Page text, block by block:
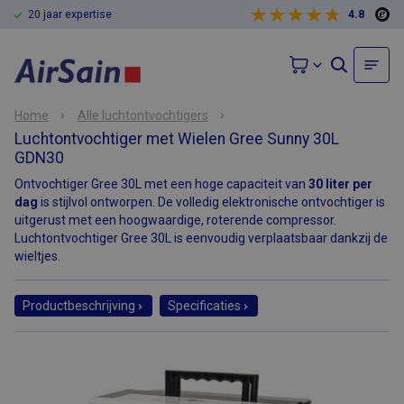
20 jaar expertise 4.8
Home Alle luchtontvochtigers
Luchtontvochtiger met Wielen Gree Sunny 30L
GDN30
Ontvochtiger Gree 30L met een hoge capaciteit van 30 liter per
dag is stijlvol ontworpen. De volledig elektronische ontvochtiger is
uitgerust met een hoogwaardige, roterende compressor.
Luchtontvochtiger Gree 30L is eenvoudig verplaatsbaar dankzij de
wieltjes.
Productbeschrijving Specificaties